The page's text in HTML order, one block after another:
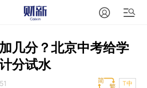
几分？北京中考给学
分试水
T中